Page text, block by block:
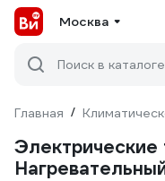
Москва
Поиск в каталоге
Главная /